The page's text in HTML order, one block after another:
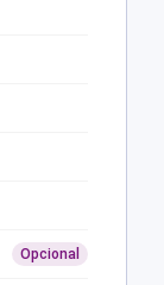
Opcional